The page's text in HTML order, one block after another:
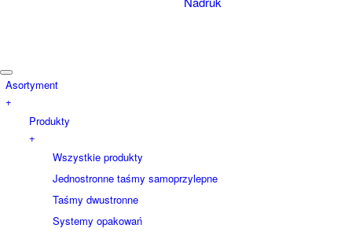
Asortyment
+
Produkty
+
Wszystkie produkty
Jednostronne taśmy samoprzylepne
Taśmy dwustronne
Systemy opakowań